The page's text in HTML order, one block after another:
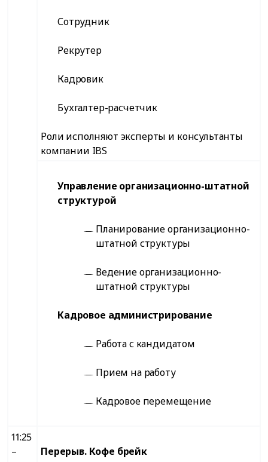
Сотрудник
Рекрутер
Кадровик
Бухгалтер-расчетчик
Роли исполняют эксперты и консультанты
компании IBS
Управление организационно-штатной
структурой
Планирование организационно-
штатной структуры
Ведение организационно-
штатной структуры
Кадровое администрирование
Работа с кандидатом
Прием на работу
Кадровое перемещение
11:25
–
Перерыв. Кофе брейк